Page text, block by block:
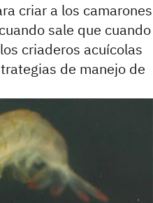
criar a los camarones
sale que cuando
criaderos acuícolas
de manejo de